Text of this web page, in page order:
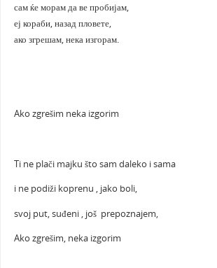
сам ќе морам да ве пробијам,
еј кораби, назад пловете,
ако згрешам, нека изгорам.
Ako zgrešim neka izgorim
Ti ne plači majku što sam daleko i sama
i ne podiži koprenu , jako boli,
svoj put, suđeni , još prepoznajem,
Ako zgrešim, neka izgorim